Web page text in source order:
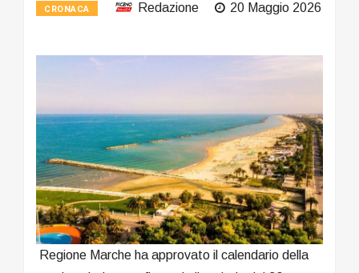
CRONACA Redazione 20 Maggio 2026
Regione Marche ha approvato il calendario della